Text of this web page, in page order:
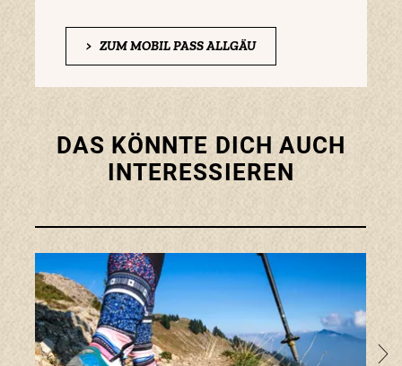
> ZUM MOBIL PASS ALLGÄU
DAS KÖNNTE DICH AUCH
INTERESSIEREN
zu